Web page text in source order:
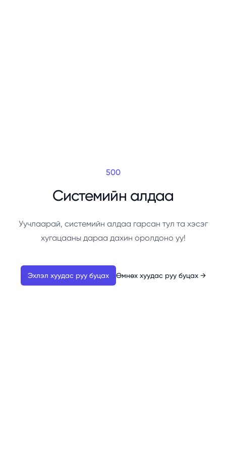
500
Системийн алдаа
Уучлаарай, системийн алдаа гарсан тул та хэсэг
хугацааны дараа дахин оролдоно уу!
Эхлэл хуудас руу буцах Өмнөх хуудас руу буцах →